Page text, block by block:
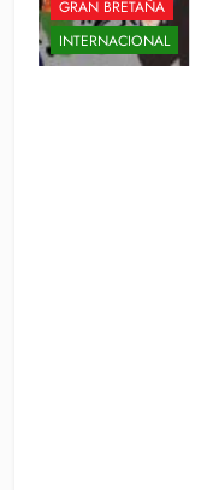
GRAN BRETAÑA
INTERNACIONAL